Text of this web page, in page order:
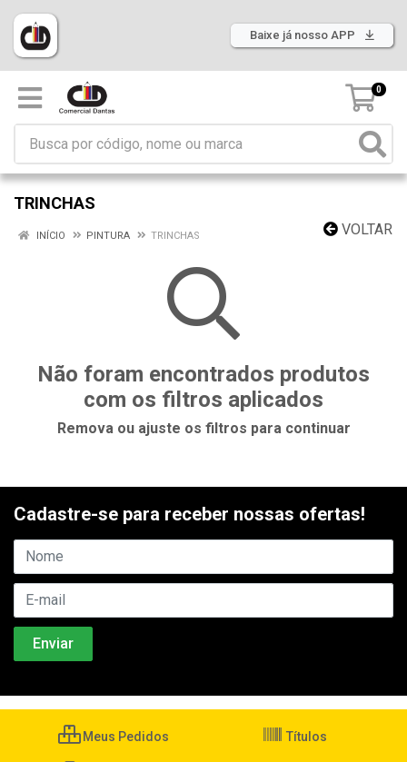
Baixe já nosso APP
0
TRINCHAS
VOLTAR
INÍCIO PINTURA TRINCHAS
Não foram encontrados produtos
com os filtros aplicados
Remova ou ajuste os filtros para continuar
Cadastre-se para receber nossas ofertas!
Meus Pedidos Títulos